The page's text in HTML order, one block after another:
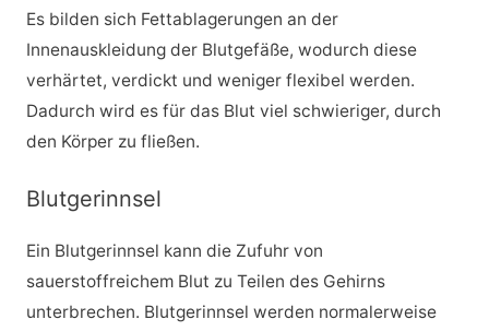
Es bilden sich Fettablagerungen an der
Innenauskleidung der Blutgefäße, wodurch diese
verhärtet, verdickt und weniger flexibel werden.
Dadurch wird es für das Blut viel schwieriger, durch
den Körper zu fließen.
Blutgerinnsel
Ein Blutgerinnsel kann die Zufuhr von
sauerstoffreichem Blut zu Teilen des Gehirns
unterbrechen. Blutgerinnsel werden normalerweise